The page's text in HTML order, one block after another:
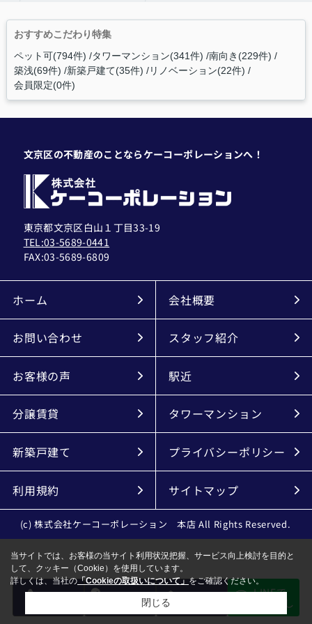
おすすめこだわり特集
ペット可(794件) タワーマンション(341件) 南向き(229件)
築浅(69件) 新築戸建て(35件) リノベーション(22件)
会員限定(0件)
文京区の不動産のことならケーコーポレーションへ！
東京都文京区白山１丁目33-19
TEL:03-5689-0441
FAX:03-5689-6809
ホーム 会社概要
お問い合わせ スタッフ紹介
お客様の声 駅近
分譲賃貸 タワーマンション
新築戸建て プライバシーポリシー
利用規約 サイトマップ
(c) 株式会社ケーコーポレーション 本店 All Rights Reserved.
電話 会員登録 メール
LINEで
物件探し
当サイトでは、お客様の当サイト利用状況把握、サービス向上検討を目的と
して、クッキー（Cookie）を使用しています。
詳しくは、当社の「Cookieの取扱いについて」をご確認ください。
閉じる